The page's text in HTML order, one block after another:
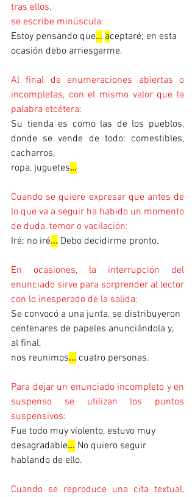
tras ellos,
se escribe minúscula:
Estoy pensando que… aceptaré; en esta
ocasión debo arriesgarme.
Al final de enumeraciones abiertas o
incompletas, con el mismo valor que la
palabra etcétera:
Su tienda es como las de los pueblos,
donde se vende de todo: comestibles,
cacharros,
ropa, juguetes…
Cuando se quiere expresar que antes de
lo que va a seguir ha habido un momento
de duda, temor o vacilación:
Iré; no iré... Debo decidirme pronto.
En ocasiones, la interrupción del
enunciado sirve para sorprender al lector
con lo inesperado de la salida:
Se convocó a una junta, se distribuyeron
centenares de papeles anunciándola y,
al final,
nos reunimos... cuatro personas.
Para dejar un enunciado incompleto y en
suspenso se utilizan los puntos
suspensivos:
Fue todo muy violento, estuvo muy
desagradable... No quiero seguir
hablando de ello.
Cuando se reproduce una cita textual,